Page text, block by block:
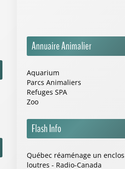
Aquarium
Refuges SPA
Zoo
Flash Info
Québec réaménage un
Naissance exceptionnelle
l'aquarium de Vancouver en